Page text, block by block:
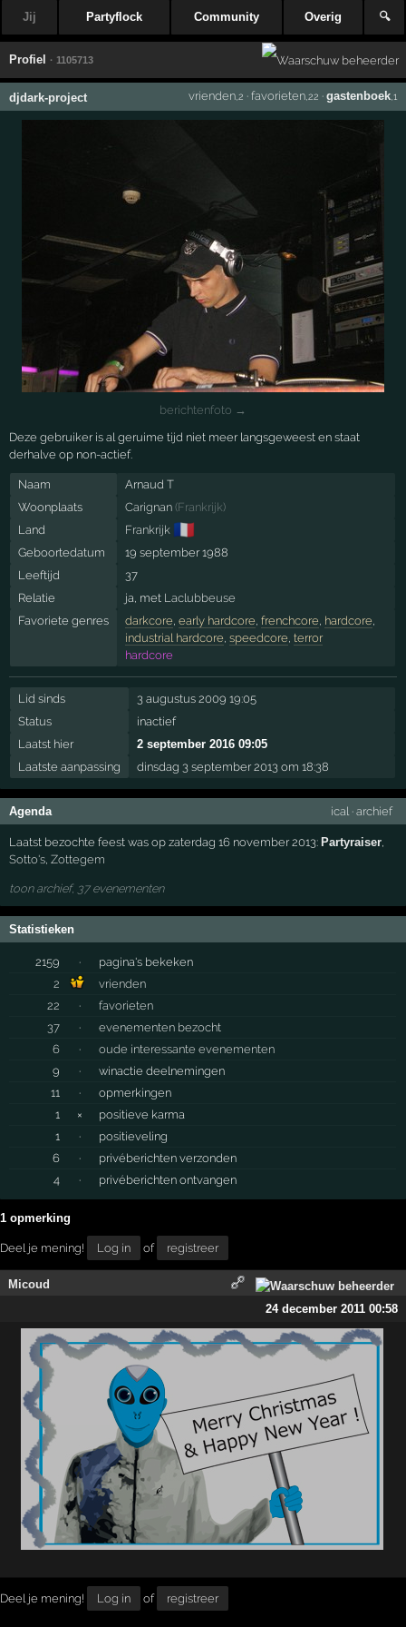
Jij Partyflock Community Overig 🔍
Profiel · 1105713
djdark-project vrienden,2 · favorieten,22 · gastenboek,1
berichtenfoto →
Deze gebruiker is al geruime tijd niet meer langsgeweest en staat
derhalve op non-actief.
Naam
Arnaud T
Woonplaats
Carignan (Frankrijk)
Land
Frankrijk 🇫🇷
Geboortedatum
19 september 1988
Leeftijd
37
Relatie
ja, met Laclubbeuse
Favoriete genres
darkcore early hardcore frenchcore hardcore
industrial hardcore speedcore terror
hardcore
Lid sinds
3 augustus 2009 19:05
Status
inactief
Laatst hier
2 september 2016 09:05
Laatste aanpassing
dinsdag 3 september 2013 om 18:38
Agenda ical · archief
Laatst bezochte feest was op zaterdag 16 november 2013: Partyraiser,
Sotto's,Zottegem
toon archief, 37 evenementen
Statistieken
2159 ·
pagina's bekeken
2
vrienden
22
·
favorieten
37
·
evenementen bezocht
6
·
oude interessante evenementen
9
·
winactie deelnemingen
11
·
opmerkingen
1
×
positieve karma
1
·
positieveling
6
·
privéberichten verzonden
4
· privéberichten ontvangen
1 opmerking
Deel je mening! Log in of registreer
Micoud
24 december 2011 00:58
Deel je mening! Log in of registreer